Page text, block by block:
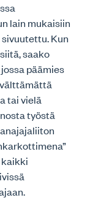
lain mukaisiin
Kun
saako
päämies
tai vielä
työstä